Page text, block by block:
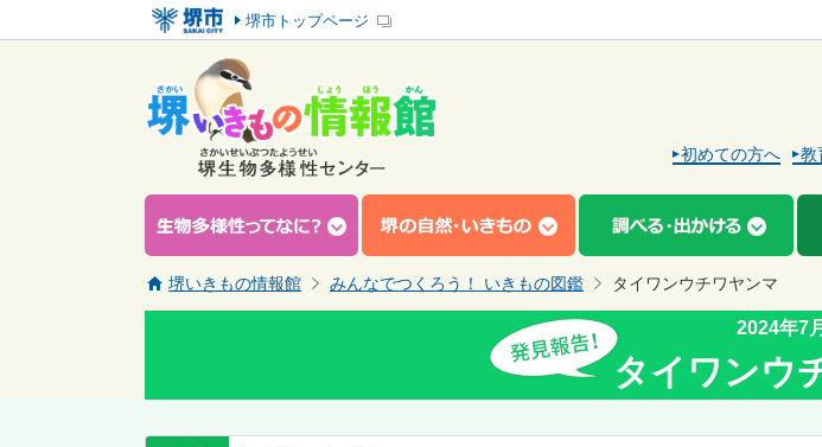
堺市トップページ
初めての方へ 教
堺いきもの情報館 みんなでつくろう！ いきもの図鑑 タイワンウチワヤンマ
2024年7
タイワンウ